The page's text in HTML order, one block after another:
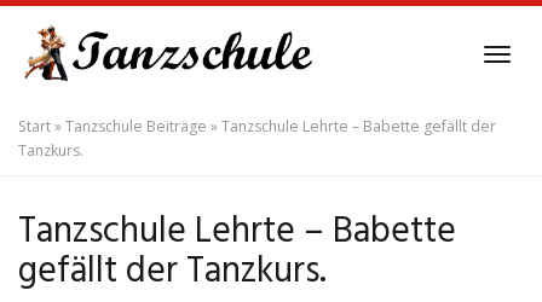
main
content
Start»Tanzschule Beiträge »Tanzschule Lehrte – Babette gefällt der
Tanzkurs.
Tanzschule Lehrte – Babette
gefällt der Tanzkurs.